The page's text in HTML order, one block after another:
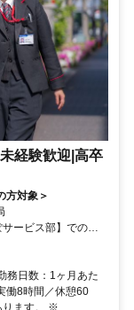
経験歓迎|高卒
方対象＞
ービス部】での勤
務日数：1ヶ月あた
働8時間／休憩60
ます。 ※...